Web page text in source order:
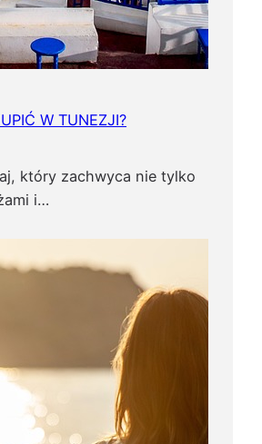
t
y
c
k
j
ó
!
W TUNEZJI?
który zachwyca nie tylko
i…